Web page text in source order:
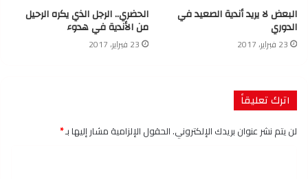
البعض لا يريد أندية الصعيد في
الدوري
23 فبراير، 2017
الحضري.. الرجل الذي يكره الرحيل
من الأندية في هدوء
23 فبراير، 2017
اترك تعليقاً
لن يتم نشر عنوان بريدك الإلكتروني.الحقول الإلزامية مشار إليها بـ*